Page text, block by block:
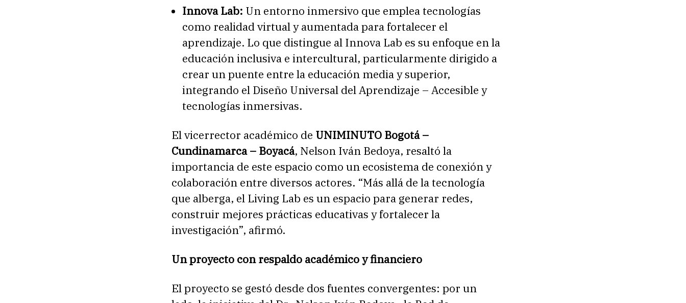
Innova Lab: Un entorno inmersivo que emplea tecnologías
como realidad virtual y aumentada para fortalecer el
aprendizaje. Lo que distingue al Innova Lab es su enfoque en la
educación inclusiva e intercultural, particularmente dirigido a
crear un puente entre la educación media y superior,
integrando el Diseño Universal del Aprendizaje – Accesible y
tecnologías inmersivas.
El vicerrector académico de UNIMINUTO Bogotá –
Cundinamarca – Boyacá, Nelson Iván Bedoya, resaltó la
importancia de este espacio como un ecosistema de conexión y
colaboración entre diversos actores. “Más allá de la tecnología
que alberga, el Living Lab es un espacio para generar redes,
construir mejores prácticas educativas y fortalecer la
investigación”, afirmó.
Un proyecto con respaldo académico y financiero
El proyecto se gestó desde dos fuentes convergentes: por un